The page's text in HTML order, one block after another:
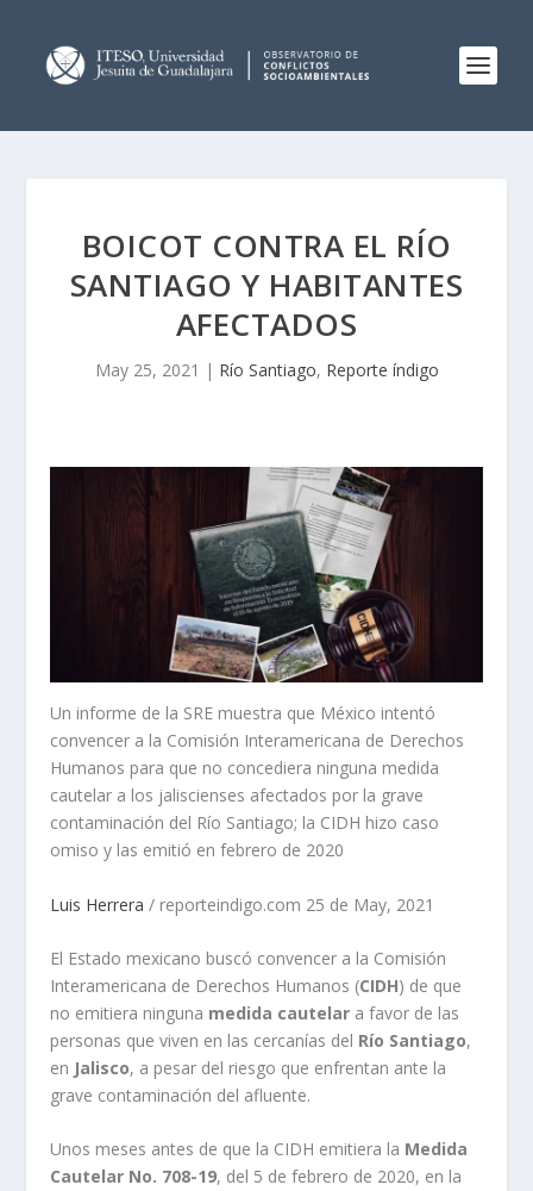
BOICOT CONTRA EL RÍO
SANTIAGO Y HABITANTES
AFECTADOS
May 25, 2021 | Río Santiago, Reporte índigo
Un informe de la SRE muestra que México intentó
convencer a la Comisión Interamericana de Derechos
Humanos para que no concediera ninguna medida
cautelar a los jaliscienses afectados por la grave
contaminación del Río Santiago; la CIDH hizo caso
omiso y las emitió en febrero de 2020
Luis Herrera / reporteindigo.com 25 de May, 2021
El Estado mexicano buscó convencer a la Comisión
Interamericana de Derechos Humanos (CIDH) de que
no emitiera ninguna medida cautelar a favor de las
personas que viven en las cercanías del Río Santiago,
en Jalisco, a pesar del riesgo que enfrentan ante la
grave contaminación del afluente.
Unos meses antes de que la CIDH emitiera la Medida
Cautelar No. 708-19, del 5 de febrero de 2020, en la